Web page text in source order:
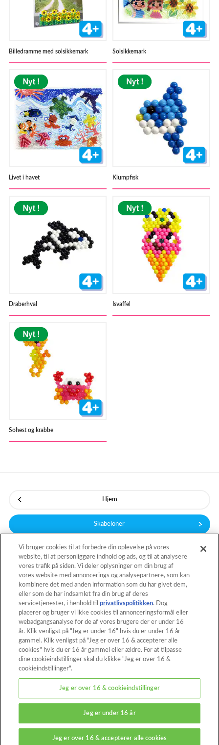
Billedramme med solsikkemark Solsikkemark
Livet i havet Klumpfisk
Draberhval Isvaffel
Sohest og krabbe
Hjem
Skabeloner
Tilbage til toppen
Hjem Katalog
Skabeloner Hvad er Aquabeads?
Videoer
Kontakt
Om dette netsted
Betingelser og vilkar
Cookies
Cookieindstillinger
© EPOCH
Vi bruger cookies til at forbedre din oplevelse på vores
website, til at personliggøre indhold og ads, og til at analysere
vores trafik på siden. Vi deler oplysninger om din brug af
vores website med annoncerings og analysepartnere, som kan
kombinere det med anden information som du har givet dem,
eller som de har indsamlet fra din brug af deres
servicetjenester, i henhold tilprivatlivspolitikken. Dog
placerer og bruger vi ikke cookies til annonceringsformål eller
webadgangsanalyse for de af vores brugere der er under 16
år. Klik venligst på "Jeg er under 16" hvis du er under 16 år
gammel. Klik venligst på "Jeg er over 16 & accepterer alle
cookies" hvis du er 16 år gammel eller ældre. For at tilpasse
dine cookieindstillinger skal du klikke "Jeg er over 16 &
cookieindstillinger".
Jeg er over 16 & cookieindstillinger
Jeg er under 16 år
Jeg er over 16 & accepterer alle cookies